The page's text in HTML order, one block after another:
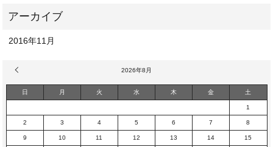
2016年11月
2026年8月
日 月 火 水 木 金 土
1
2 3 4 5 6 7 8
9 10 11 12 13 14 15